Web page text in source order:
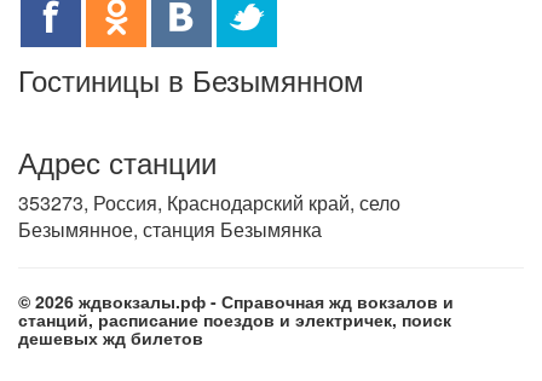
Гостиницы в Безымянном
Адрес станции
353273, Россия, Краснодарский край, село
Безымянное, станция Безымянка
© 2026 ждвокзалы.рф - Справочная жд вокзалов и
станций, расписание поездов и электричек, поиск
дешевых жд билетов